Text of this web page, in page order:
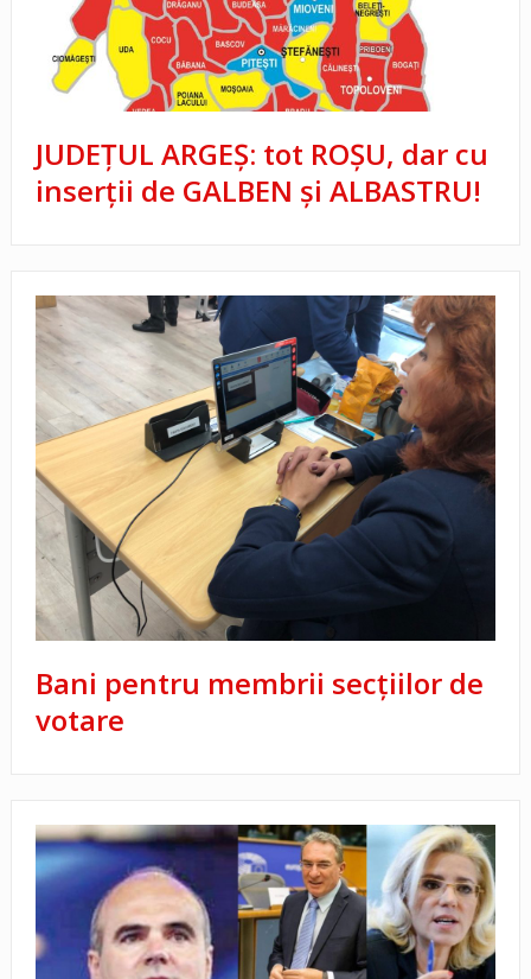
JUDEŢUL ARGEŞ: tot ROŞU, dar cu
inserţii de GALBEN şi ALBASTRU!
Bani pentru membrii secţiilor de
votare